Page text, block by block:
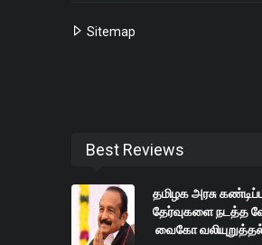
Sitemap
Best Reviews
தமிழக அரசு
தேர்வுகளை நடத்த
வைகோ